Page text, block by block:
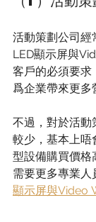
活動策劃公司經
LED顯示屏與
客戶的必須要求
爲企業帶來更多
不過，對於活動
較少，基本上唔
型設備購買價格
需要更多專業人
顯示屏與Video